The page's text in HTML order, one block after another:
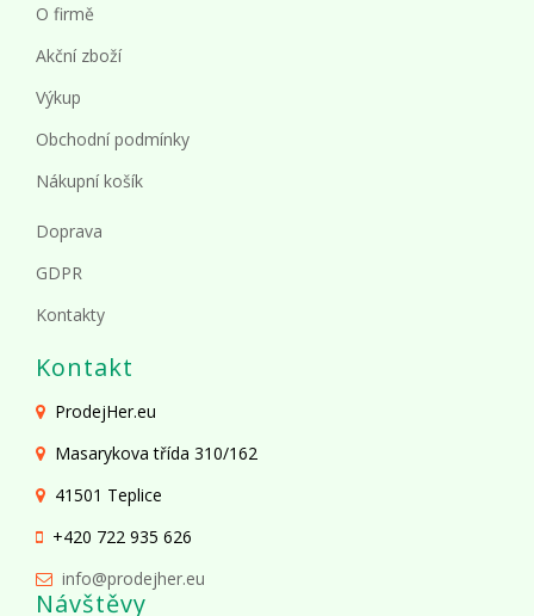
O firmě
Akční zboží
Výkup
Obchodní podmínky
Nákupní košík
Doprava
GDPR
Kontakty
Kontakt
ProdejHer.eu
Masarykova třída 310/162
41501 Teplice
+420 722 935 626
info@prodejher.eu
Návštěvy